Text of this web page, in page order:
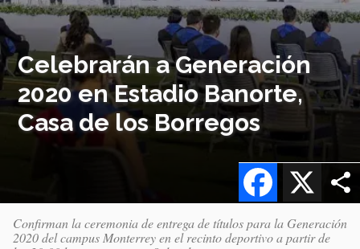
Celebrarán a Generación
2020 en Estadio Banorte,
Casa de los Borregos
X
Facebook
Confirman la ceremonia de entrega de títulos para la Generación
2020 del campus Monterrey en el recinto deportivo a partir de